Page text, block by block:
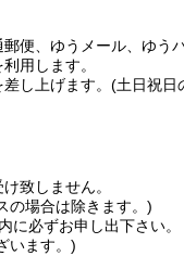
便、ゆうメール、ゆう
用します。
し上げます。(土日祝日
致しません。
の場合は除きます。)
に必ずお申し出下さい。
います。)